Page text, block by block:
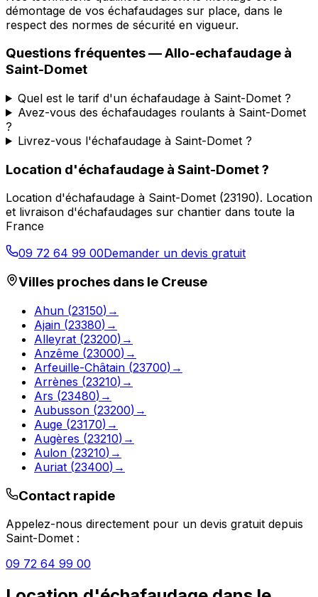
démontage de vos échafaudages sur place, dans le
respect des normes de sécurité en vigueur.
Questions fréquentes —Allo-echafaudage à
Saint-Domet
Quel est le tarif d'un échafaudage à Saint-Domet ?
Avez-vous des échafaudages roulants à Saint-Domet
?
Livrez-vous l'échafaudage à Saint-Domet ?
Location d'échafaudage à Saint-Domet?
Location d'échafaudage à Saint-Domet (23190). Location
et livraison d'échafaudages sur chantier dans toute la
France
09 72 64 99 00Demander un devis gratuit
Villes proches dans le Creuse
Ahun (23150) →
Ajain (23380) →
Alleyrat (23200) →
Anzême (23000) →
Arfeuille-Châtain (23700) →
Arrènes (23210) →
Ars (23480) →
Aubusson (23200) →
Auge (23170) →
Augères (23210) →
Aulon (23210) →
Auriat (23400) →
Contact rapide
Appelez-nous directement pour un devis gratuit depuis
Saint-Domet :
09 72 64 99 00